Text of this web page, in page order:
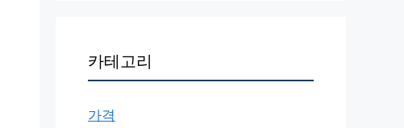
카테고리
가격